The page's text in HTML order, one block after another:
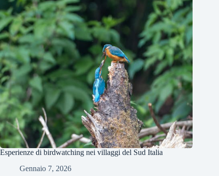
Esperienze di birdwatching nei villaggi del Sud Italia
Gennaio 7, 2026